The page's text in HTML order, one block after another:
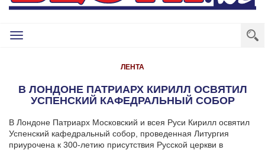
Toggle
ЛЕНТА
В ЛОНДОНЕ ПАТРИАРХ КИРИЛЛ ОСВЯТИЛ
УСПЕНСКИЙ КАФЕДРАЛЬНЫЙ СОБОР
В Лондоне Патриарх Московский и всея Руси Кирилл освятил
Успенский кафедральный собор, проведенная Литургия
приурочена к 300-летию присутствия Русской церкви в